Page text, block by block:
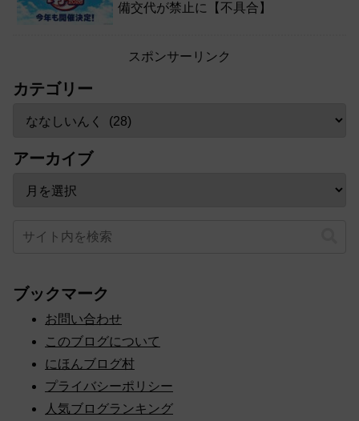
備交代が禁止に【不具合】
スポンサーリンク
カテゴリー
アーカイブ
ブックマーク
お問い合わせ
このブログについて
にほんブログ村
プライバシーポリシー
人気ブログランキング